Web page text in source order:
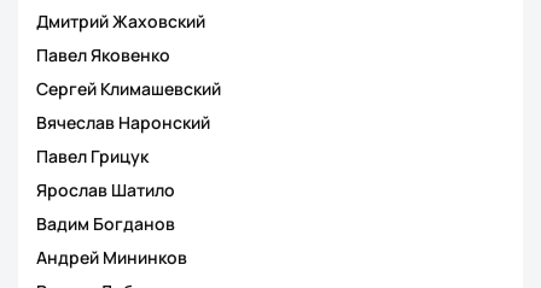
Дмитрий Жаховский
Павел Яковенко
Сергей Климашевский
Вячеслав Наронский
Павел Грицук
Ярослав Шатило
Вадим Богданов
Андрей Мининков